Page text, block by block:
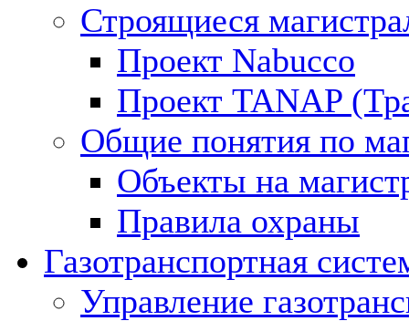
Строящиеся
Проект Nabucco
Проект TANAP
Общие понятия по
Объекты на
Правила охраны
Газотранспортная
Управление